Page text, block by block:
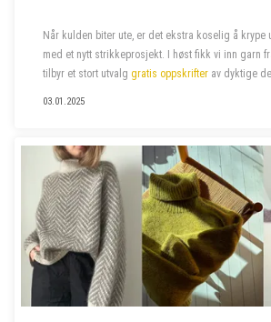
Når kulden biter ute, er det ekstra koselig å krype
med et nytt strikkeprosjekt. I høst fikk vi inn garn
tilbyr et stort utvalg gratis oppskrifter av dyktige
03.01.2025